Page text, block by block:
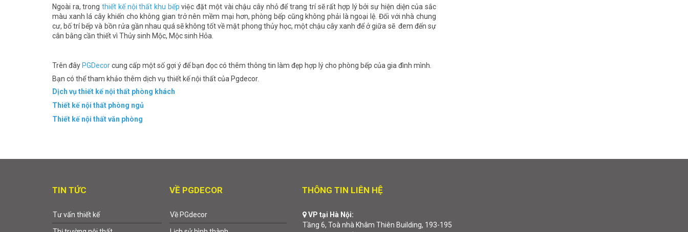
Ngoài ra, trongthiết kế nội thất khu bếp việc đặt một vài chậu cây nhỏ để trang trí sẽ rất hợp lý bởi sự hiện diện của sắc
màu xanh lá cây khiến cho không gian trở nên mềm mại hơn, phòng bếp cũng không phải là ngoại lệ. Đối với nhà chung
cư, bố trí bếp và bồn rửa gần nhau quá sẽ không tốt về mặt phong thủy học, một chậu cây xanh để ở giữa sẽ đem đến sự
cân bằng cần thiết vì Thủy sinh Mộc, Mộc sinh Hỏa.
Trên đâyPGDecorcung cấp một số gợi ý để bạn đọc có thêm thông tin làm đẹp hợp lý cho phòng bếp của gia đình mình.
Bạn có thể tham khảo thêm dịch vụ thiết kế nội thất của Pgdecor.
Dịch vụ thiết kế nội thất phòng khách
Thiết kế nội thất phòng ngủ
Thiết kế nội thất văn phòng
TIN TỨC
Tư vấn thiết kế
VỀ PGDECOR
Về PGdecor
THÔNG TIN LIÊN HỆ
VP tại Hà Nội:
Tầng 6, Toà nhà Khâm Thiên Building, 193-195